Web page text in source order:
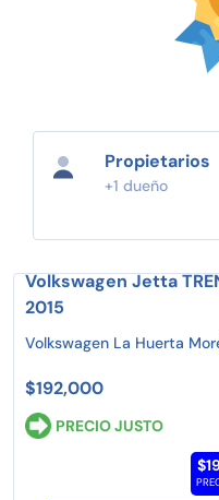
Propietarios
+1 dueño
Volkswagen Jetta
2015
Volkswagen La Huerta
$192,000
PRECIO JUSTO